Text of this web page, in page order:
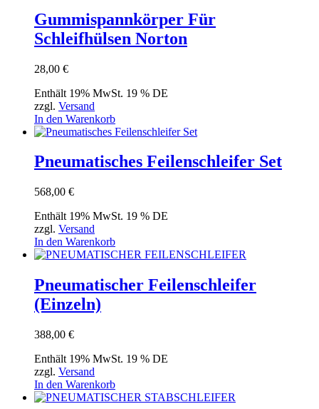
Gummispannkörper Für
Schleifhülsen Norton
28,00 €
Enthält 19% MwSt. 19 % DE
zzgl. Versand
In den Warenkorb
Pneumatisches Feilenschleifer Set
568,00 €
Enthält 19% MwSt. 19 % DE
zzgl. Versand
In den Warenkorb
Pneumatischer Feilenschleifer
(Einzeln)
388,00 €
Enthält 19% MwSt. 19 % DE
zzgl. Versand
In den Warenkorb